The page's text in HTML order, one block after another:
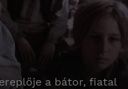
a bátor, fiatal